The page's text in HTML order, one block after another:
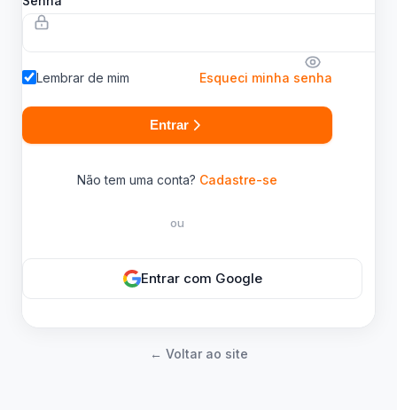
Lembrar de mim Esqueci minha senha
Entrar
Não tem uma conta? Cadastre-se
ou
Entrar com Google
← Voltar ao site